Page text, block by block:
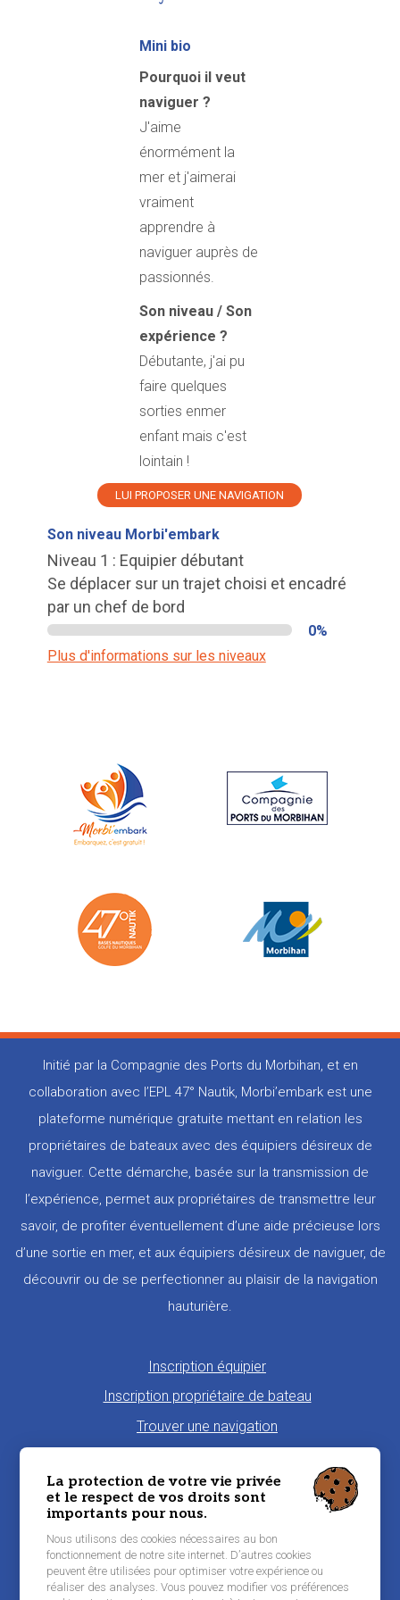
Mini bio
Pourquoi il veut
naviguer ?
J'aime
énormément la
mer et j'aimerai
vraiment
apprendre à
naviguer auprès de
passionnés.
Son niveau / Son
expérience ?
Débutante, j'ai pu
faire quelques
sorties enmer
enfant mais c'est
lointain !
LUI PROPOSER UNE NAVIGATION
Son niveau Morbi'embark
Niveau 1 : Equipier débutant
Se déplacer sur un trajet choisi et encadré
par un chef de bord
0%
Plus d'informations sur les niveaux
Initié par la Compagnie des Ports du Morbihan, et en
collaboration avec l’EPL 47° Nautik, Morbi’embark est une
plateforme numérique gratuite mettant en relation les
propriétaires de bateaux avec des équipiers désireux de
naviguer. Cette démarche, basée sur la transmission de
l’expérience, permet aux propriétaires de transmettre leur
savoir, de profiter éventuellement d’une aide précieuse lors
d’une sortie en mer, et aux équipiers désireux de naviguer, de
découvrir ou de se perfectionner au plaisir de la navigation
hauturière.
Inscription équipier
Inscription propriétaire de bateau
Trouver une navigation
La charte Morbi'Embark
Niveau de pratique maritime
Conditions générales d'utilisation
Contacter Morbi’Embark
La protection de votre vie privée
et le respect de vos droits sont
importants pour nous.
Nous utilisons des cookies nécessaires au bon
fonctionnement de notre site internet. D’autres cookies
peuvent être utilisées pour optimiser votre expérience ou
réaliser des analyses. Vous pouvez modifier vos préférences